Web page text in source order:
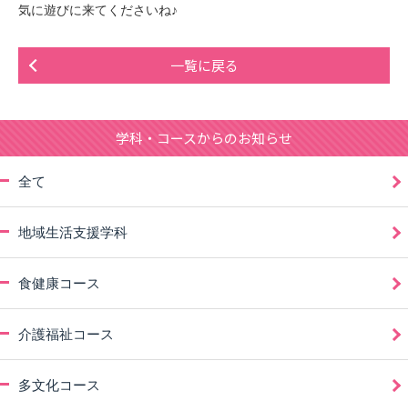
気に遊びに来てくださいね♪
一覧に戻る
学科・コースからのお知らせ
全て
地域生活支援学科
食健康コース
介護福祉コース
多文化コース